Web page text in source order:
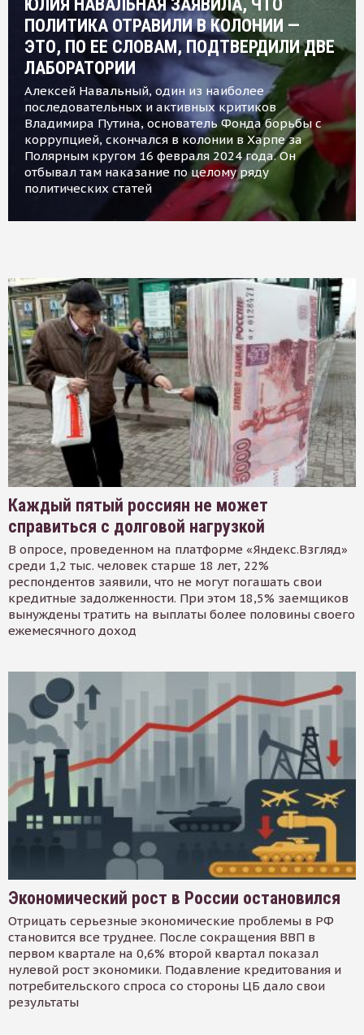
ЮЛИЯ НАВАЛЬНАЯ ЗАЯВИЛА, ЧТО
ПОЛИТИКА ОТРАВИЛИ В КОЛОНИИ —
ЭТО, ПО ЕЕ СЛОВАМ, ПОДТВЕРДИЛИ ДВЕ
ЛАБОРАТОРИИ
Алексей Навальный, один из наиболее
последовательных и активных критиков
Владимира Путина, основатель Фонда борьбы с
коррупцией, скончался в колонии в Харпе за
Полярным кругом 16 февраля 2024 года. Он
отбывал там наказание по целому ряду
политических статей
Каждый пятый россиян не может
справиться с долговой нагрузкой
В опросе, проведенном на платформе «Яндекс.Взгляд»
среди 1,2 тыс. человек старше 18 лет, 22%
респондентов заявили, что не могут погашать свои
кредитные задолженности. При этом 18,5% заемщиков
вынуждены тратить на выплаты более половины своего
ежемесячного доход
Экономический рост в России остановился
Отрицать серьезные экономические проблемы в РФ
становится все труднее. После сокращения ВВП в
первом квартале на 0,6% второй квартал показал
нулевой рост экономики. Подавление кредитования и
потребительского спроса со стороны ЦБ дало свои
результаты